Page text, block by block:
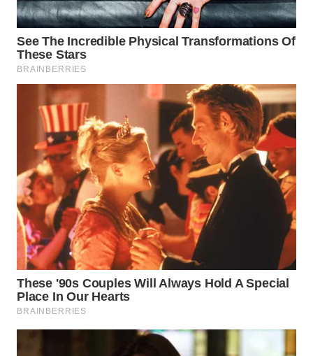
BORNEO
Wahana
Media
Group
WAHANA
NEWS
WAHANA
TANI
WAHANA
ADVOKAT
WAHANA
INFRASTRUKTUR
WAHANA